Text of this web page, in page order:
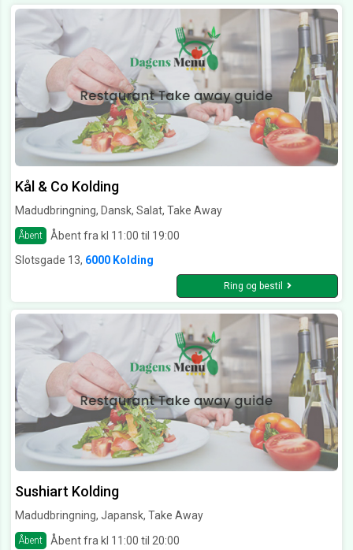
Kål & Co Kolding
Madudbringning, Dansk, Salat, Take Away
Åbent
Åbent fra kl 11:00 til 19:00
Slotsgade 13, 6000 Kolding
Ring og bestil
Sushiart Kolding
Madudbringning, Japansk, Take Away
Åbent
Åbent fra kl 11:00 til 20:00